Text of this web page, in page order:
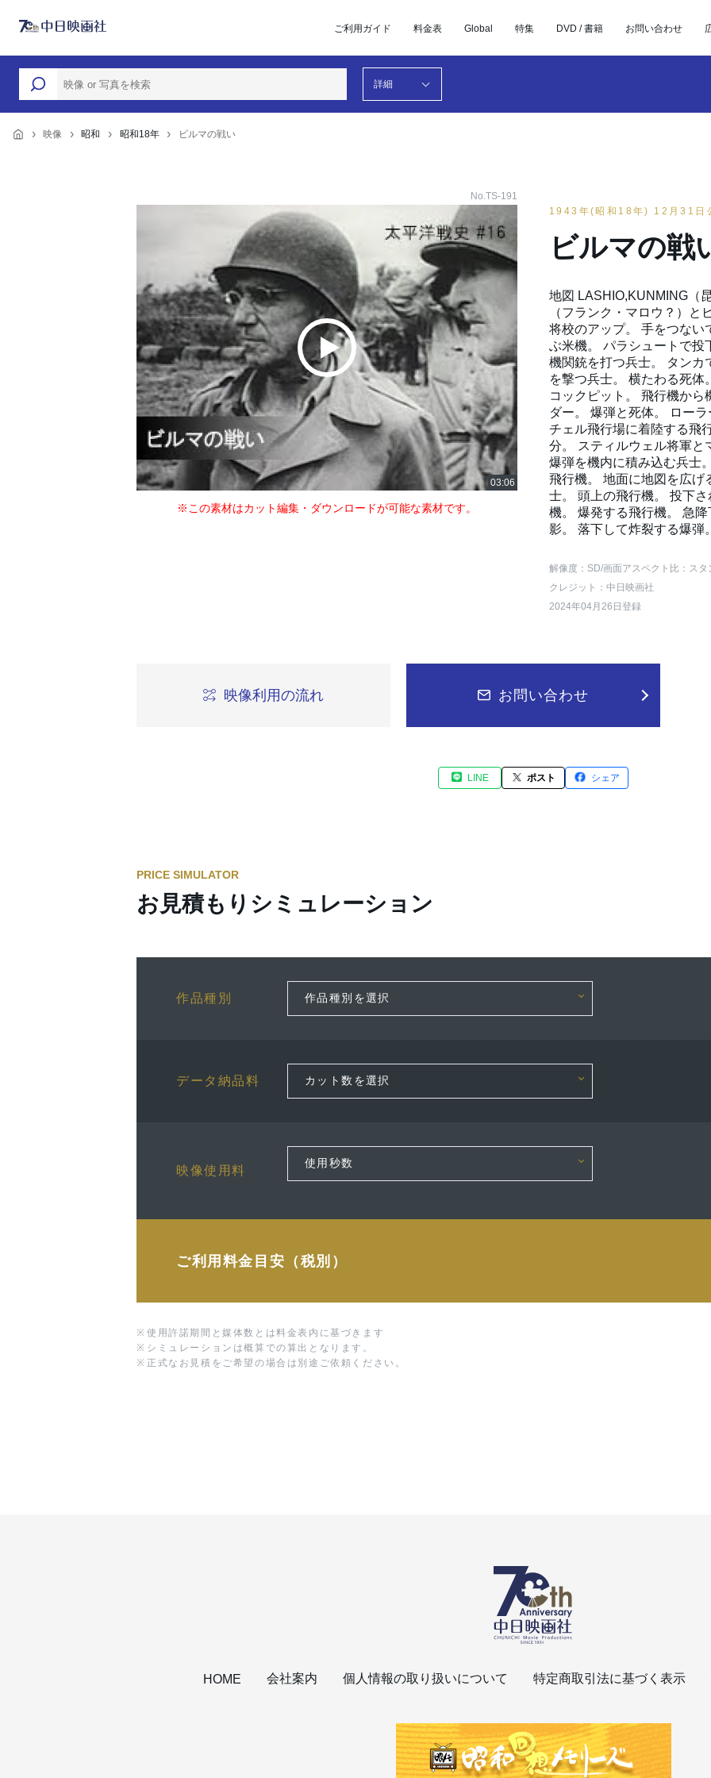
ご利用ガイド 料金表 Global 特集 DVD / 書籍 お問い合わせ
詳細
映像 昭和 昭和18年 ビルマの戦い
No.TS-191
※この素材はカット編集・ダウンロードが可能な素材です。
1943年(昭和18年) 12月31日
ビルマの戦
地図 LASHIO,KUNMING（
（フランク・マロウ？）と
将校のアップ。 手をつない
ぶ米機。 パラシュートで投
機関銃を打つ兵士。 タンカ
を撃つ兵士。 横たわる死体
コックピット。 飛行機から
ダー。 爆弾と死体。 ロー
チェル飛行場に着陸する飛
分。 スティルウェル将軍と
爆弾を機内に積み込む兵士
飛行機。 地面に地図を広げ
士。 頭上の飛行機。 投下
機。 爆発する飛行機。 急
影。 落下して炸裂する爆弾。
解像度：SD/画面アスペクト比：スタ
クレジット：中日映画社
2024年04月26日登録
映像利用の流れ お問い合わせ
LINE ポスト シェア
PRICE SIMULATOR
お見積もりシミュレーション
作品種別
データ納品料
映像使用料
ご利用料金目安（税別）
※ 使用許諾期間と媒体数とは料金表内に基づきます
※ シミュレーションは概算での算出となります。
※ 正式なお見積をご希望の場合は別途ご依頼ください。
HOME 会社案内 個人情報の取り扱いについて 特定商取引法に基づく表示